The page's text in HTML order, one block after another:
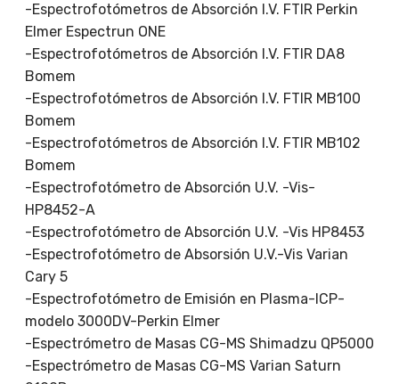
-Espectrofotómetros de Absorción I.V. FTIR Perkin
Elmer Espectrun ONE
-Espectrofotómetros de Absorción I.V. FTIR DA8
Bomem
-Espectrofotómetros de Absorción I.V. FTIR MB100
Bomem
-Espectrofotómetros de Absorción I.V. FTIR MB102
Bomem
-Espectrofotómetro de Absorción U.V. -Vis-
HP8452-A
-Espectrofotómetro de Absorción U.V. -Vis HP8453
-Espectrofotómetro de Absorsión U.V.-Vis Varian
Cary 5
-Espectrofotómetro de Emisión en Plasma-ICP-
modelo 3000DV-Perkin Elmer
-Espectrómetro de Masas CG-MS Shimadzu QP5000
-Espectrómetro de Masas CG-MS Varian Saturn